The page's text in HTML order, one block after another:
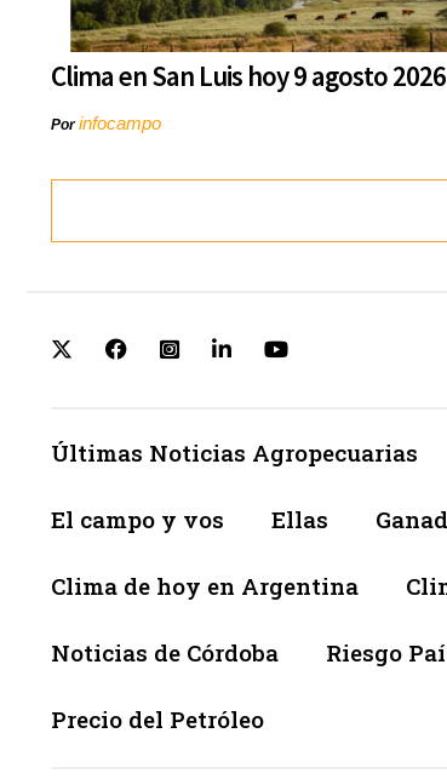
Clima en San Luis hoy 9 agosto 2026
Porinfocampo
Últimas Noticias Agropecuarias
El campo y vos Ellas
Clima de hoy en Argentina
Noticias de Córdoba Riesgo
Precio del Petróleo